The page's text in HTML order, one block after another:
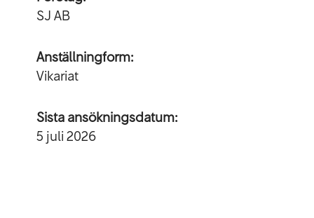
SJ AB
Anställningform:
Vikariat
Sista ansökningsdatum:
5 juli 2026